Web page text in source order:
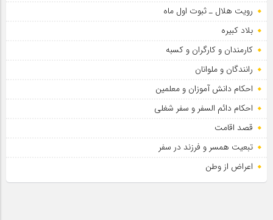
رویت هلال ـ ثبوت اول ماه
بلاد کبیره
کارمندان و کارگران و کسبه
رانندگان و ملوانان
احکام دانش آموزان و معلمین
احکام دائم السفر و سفر شغلی
قصد اقامت
تبعیت همسر و فرزند در سفر
اعراض از وطن